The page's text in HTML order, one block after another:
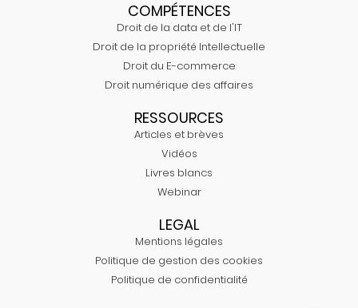
COMPÉTENCES
Droit de la data et de l'IT
Droit de la propriété Intellectuelle
Droit du E-commerce
Droit numérique des affaires
RESSOURCES
Articles et brèves
Vidéos
Livres blancs
Webinar
LEGAL
Mentions légales
Politique de gestion des cookies
Politique de confidentialité